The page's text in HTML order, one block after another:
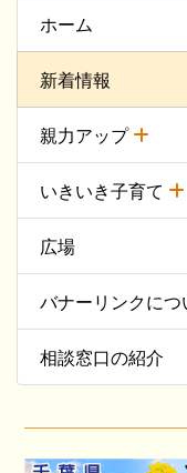
ホーム
新着情報
親力アップ
いきいき子育て
広場
バナーリンクにつ
相談窓口の紹介